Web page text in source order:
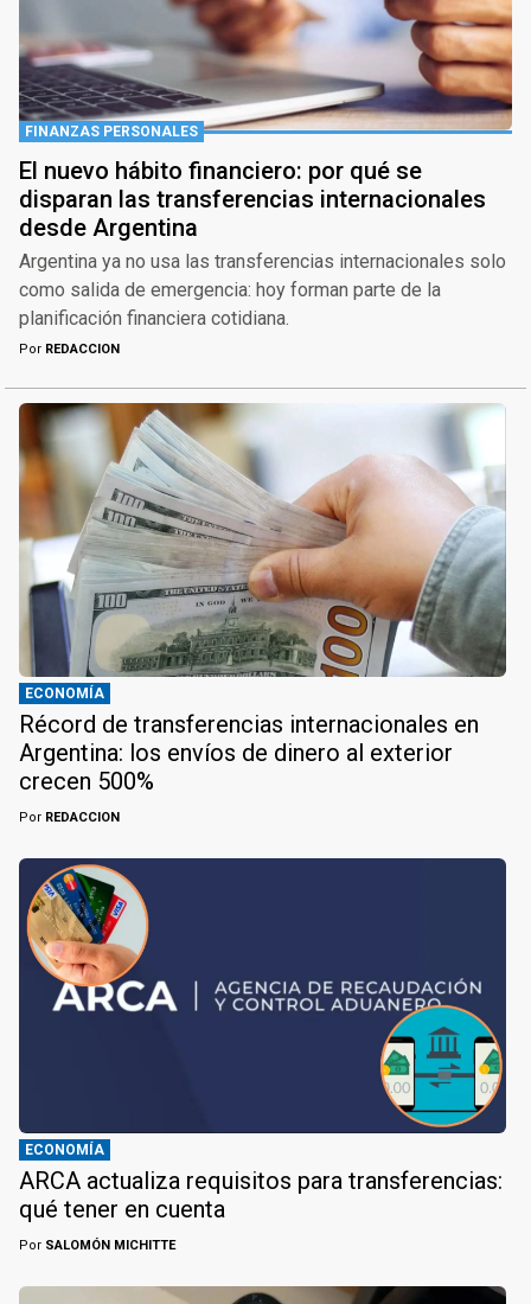
FINANZAS PERSONALES
El nuevo hábito financiero: por qué se
disparan las transferencias internacionales
desde Argentina
Argentina ya no usa las transferencias internacionales solo
como salida de emergencia: hoy forman parte de la
planificación financiera cotidiana.
Por REDACCION
ECONOMÍA
Récord de transferencias internacionales en
Argentina: los envíos de dinero al exterior
crecen 500%
Por REDACCION
ECONOMÍA
ARCA actualiza requisitos para transferencias:
qué tener en cuenta
Por SALOMÓN MICHITTE